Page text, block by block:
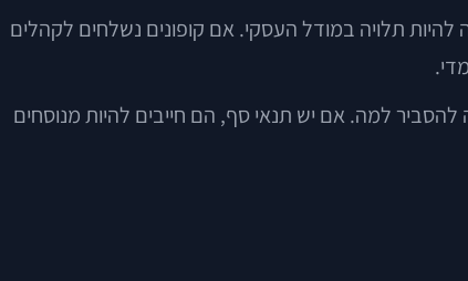
תלויה במודל העסקי. אם קופונים נשלחים לקהלים
למה. אם יש תנאי סף, הם חייבים להיות מנוסחים